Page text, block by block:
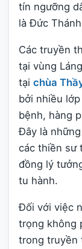
tín ngưỡng
là Đức
Các truyền
tại vùng
tại chùa
bởi nhiều
bệnh, hàng
Đây là
các thiền sư
đồng lý
tu hành.
Đối với việc
trọng không
trong truyền